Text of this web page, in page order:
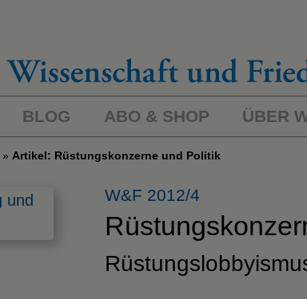
BLOG ABO & SHOP ÜBER
Artikel: Rüstungskonzerne und Politik
W&F 2012/4